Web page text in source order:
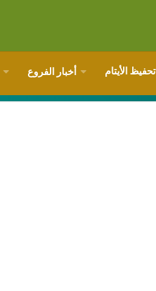
أخبار الفروع تحفيظ الأيتام